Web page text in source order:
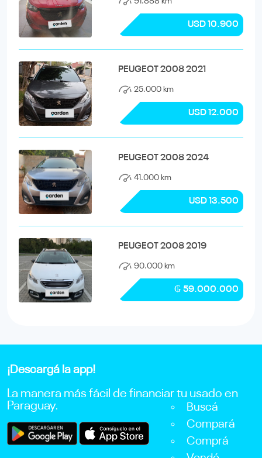
USD 10.900
PEUGEOT 2008 2021
25.000 km
USD 12.000
PEUGEOT 2008 2024
41.000 km
USD 13.500
PEUGEOT 2008 2019
90.000 km
₲ 59.000.000
¡Descargá la app!
La manera más fácil de financiar tu usado en
Paraguay.
Buscá
Compará
Comprá